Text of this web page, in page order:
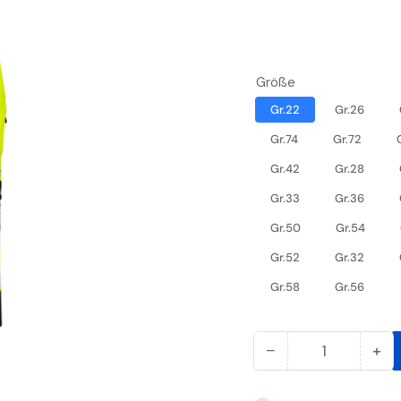
Größe
Gr.22 Gr.26
Gr.74
Gr.72
Gr.42
Gr.28
Gr.33
Gr.36
Gr.50
Gr.54
Gr.52
Gr.32
Gr.58
Gr.56
− Menge
Anzahl +